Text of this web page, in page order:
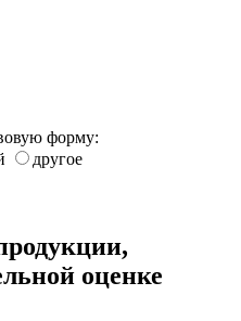
форму:
другое
оценке